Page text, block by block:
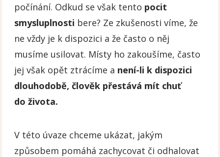
počínání. Odkud se však tento pocit
smysluplnosti bere? Ze zkušenosti víme, že
ne vždy je k dispozici a že často o něj
musíme usilovat. Místy ho zakoušíme, často
jej však opět ztrácíme a není-li k dispozici
dlouhodobě, člověk přestává mít chuť
do života.
V této úvaze chceme ukázat, jakým
způsobem pomáhá zachycovat či odhalovat